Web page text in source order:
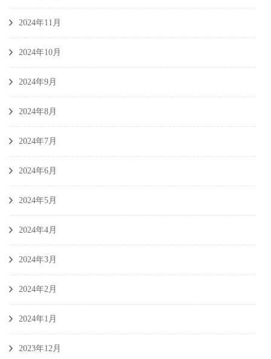
2024年11月
2024年10月
2024年9月
2024年8月
2024年7月
2024年6月
2024年5月
2024年4月
2024年3月
2024年2月
2024年1月
2023年12月